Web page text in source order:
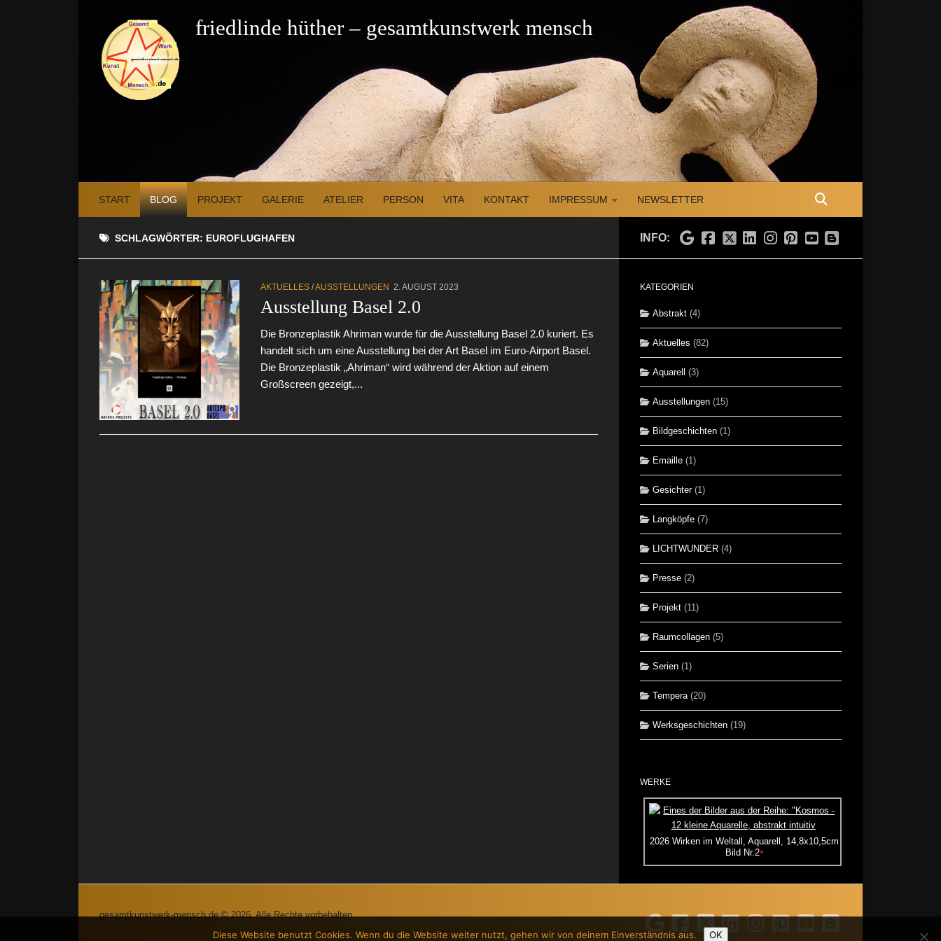
Zum Inhalt springen friedlinde hüther – gesamtkunstwerk mensch
START BLOG PROJEKT GALERIE ATELIER PERSON VITA KONTAKT IMPRESSUM NEWSLETTER
SCHLAGWÖRTER: EUROFLUGHAFEN
AKTUELLES /AUSSTELLUNGEN 2. AUGUST 2023
Ausstellung Basel 2.0
Die Bronzeplastik Ahriman wurde für die Ausstellung Basel 2.0 kuriert. Es
handelt sich um eine Ausstellung bei der Art Basel im Euro-Airport Basel.
Die Bronzeplastik „Ahriman“ wird während der Aktion auf einem
Großscreen gezeigt,...
INFO:
KATEGORIEN
Abstrakt (4)
Aktuelles (82)
Aquarell (3)
Ausstellungen (15)
Bildgeschichten (1)
Emaille (1)
Gesichter(1)
Langköpfe (7)
LICHTWUNDER (4)
Presse (2)
Projekt (11)
Raumcollagen (5)
Serien (1)
Tempera(20)
Werksgeschichten (19)
WERKE
2026 Wirken im Weltall, Aquarell, 14,8x10,5cm
Bild Nr.2•
gesamtkunstwerk-mensch.de © 2026. Alle Rechte vorbehalten.
Diese Website benutzt Cookies. Wenn du die Website weiter nutzt, gehen wir von deinem Einverständnis aus. OK